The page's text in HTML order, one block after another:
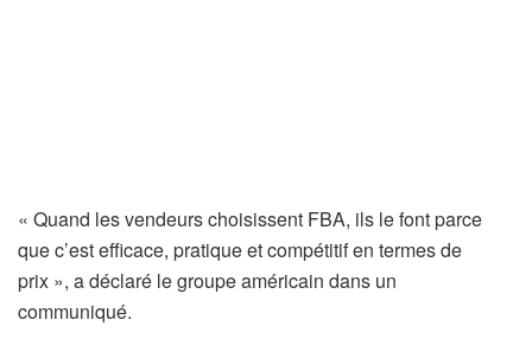
« Quand les vendeurs choisissent FBA, ils le font parce
que c’est efficace, pratique et compétitif en termes de
prix », a déclaré le groupe américain dans un
communiqué.